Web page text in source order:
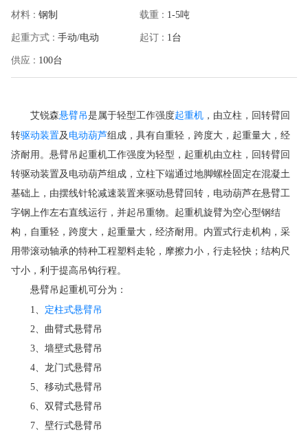
材料 : 钢制 载重 : 1-5吨
起重方式 : 手动/电动 起订 : 1台
供应 : 100台
艾锐森悬臂吊是属于轻型工作强度起重机 ，由立柱，回转臂回
转驱动装置及 电动葫芦组成，具有自重轻，跨度大，起重量大，经
济耐用。悬臂吊起重机工作强度为轻型，起重机由立柱，回转臂回
转驱动装置及电动葫芦组成，立柱下端通过地脚螺栓固定在混凝土
基础上，由摆线针轮减速装置来驱动悬臂回转，电动葫芦在悬臂工
字钢上作左右直线运行，并起吊重物。起重机旋臂为空心型钢结
构，自重轻，跨度大，起重量大，经济耐用。内置式行走机构，采
用带滚动轴承的特种工程塑料走轮，摩擦力小，行走轻快；结构尺
寸小，利于提高吊钩行程。
悬臂吊起重机可分为：
1、 定柱式悬臂吊
2、曲臂式悬臂吊
3、墙壁式悬臂吊
4、龙门式悬臂吊
5、移动式悬臂吊
6、双臂式悬臂吊
7、壁行式悬臂吊